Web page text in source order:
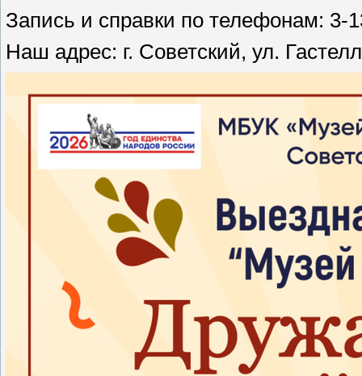
Запись и справки по телефонам: 3-
Наш адрес: г. Советский, ул.